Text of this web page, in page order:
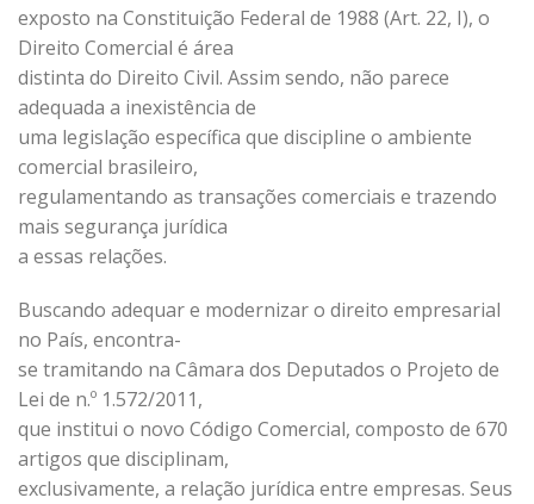
exposto na Constituição Federal de 1988 (Art. 22, I), o
Direito Comercial é área
distinta do Direito Civil. Assim sendo, não parece
adequada a inexistência de
uma legislação específica que discipline o ambiente
comercial brasileiro,
regulamentando as transações comerciais e trazendo
mais segurança jurídica
a essas relações.
Buscando adequar e modernizar o direito empresarial
no País, encontra-
se tramitando na Câmara dos Deputados o Projeto de
Lei de n.º 1.572/2011,
que institui o novo Código Comercial, composto de 670
artigos que disciplinam,
exclusivamente, a relação jurídica entre empresas. Seus